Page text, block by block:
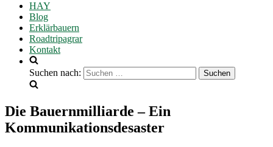
HAY
Blog
Erklärbauern
Roadtripagrar
Kontakt
Suchen nach:
Die Bauernmilliarde – Ein
Kommunikationsdesaster